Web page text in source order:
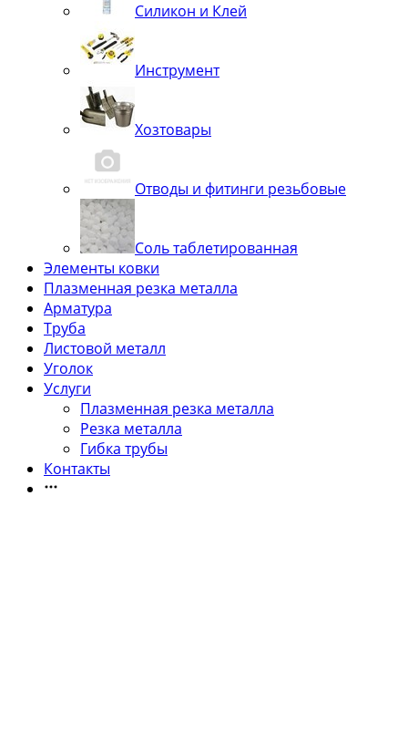
Силикон и Клей
Инструмент
Хозтовары
Отводы и фитинги резьбовые
Соль таблетированная
Элементы ковки
Плазменная резка металла
Арматура
Труба
Листовой металл
Уголок
Услуги
Плазменная резка металла
Резка металла
Гибка трубы
Контакты